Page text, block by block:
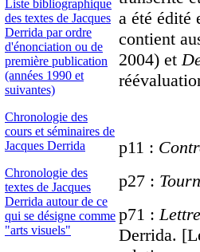
Liste bibliographique
des textes de Jacques
Derrida par ordre
d'énonciation ou de
première publication
(années 1990 et
suivantes)
Chronologie des
cours et séminaires de
Jacques Derrida
Chronologie des
textes de Jacques
Derrida autour de ce
qui se désigne comme
"arts visuels"
a été édité
contient
2004) et
p11 :
p27 :
p71 :
Derrida.